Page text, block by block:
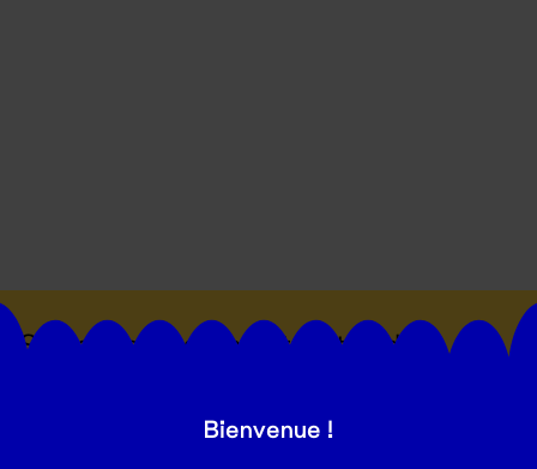
Suivez toutes les actualités du
Bienvenue !